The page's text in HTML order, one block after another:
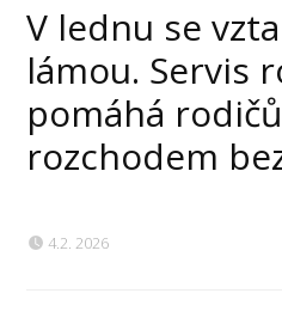
V lednu se
lámou. Servis
pomáhá
rozchodem
4.2. 2026